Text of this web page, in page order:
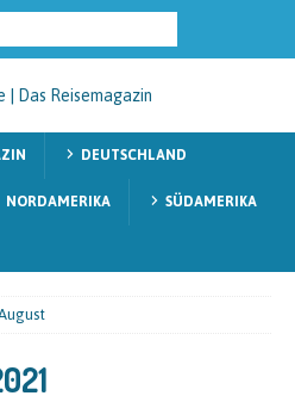
DEUTSCHLAND
NORDAMERIKA SÜDAMERIKA